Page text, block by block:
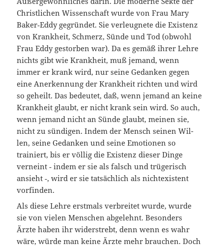
Christlichen Wissenschaft wurde von Frau Mary
Baker‑Eddy gegründet. Sie verleugnete die Existenz
von Krankheit, Schmerz, Sünde und Tod (obwohl
Frau Eddy gestorben war). Da es gemäß ihrer Lehre
nichts gibt wie Krankheit, muß jemand, wenn
immer er krank wird, nur seine Gedanken gegen
eine Anerkennung der Krankheit richten und wird
so geheilt. Das bedeutet, daß, wenn jemand an keine
Krankheit glaubt, er nicht krank sein wird. So auch,
wenn jemand nicht an Sünde glaubt, meinen sie,
nicht zu sündigen. Indem der Mensch seinen Wil­
len, seine Gedanken und seine Emotionen so
trainiert, bis er völlig die Existenz dieser Dinge
verneint ‑ indem er sie als falsch und trügerisch
ansieht ‑, wird er sie tatsächlich als nichtexistent
vorfinden.
Als diese Lehre erstmals verbreitet wurde, wurde
sie von vielen Menschen abgelehnt. Besonders
Ärzte haben ihr widerstrebt, denn wenn es wahr
wäre, würde man keine Ärzte mehr brauchen. Doch